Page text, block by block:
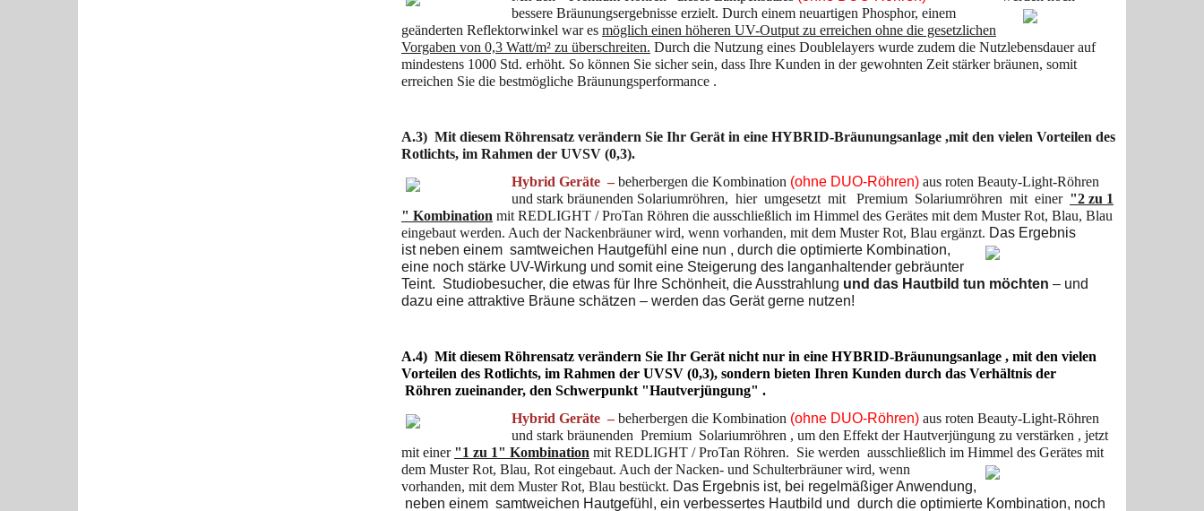
bessere Bräunungsergebnisse erzielt. Durch einem neuartigen Phosphor, einem
geänderten Reflektorwinkel war es möglich einen höheren UV-Output zu erreichen ohne die gesetzlichen
Vorgaben von 0,3 Watt/m² zu überschreiten. Durch die Nutzung eines Doublelayers wurde zudem die Nutzlebensdauer auf
mindestens 1000 Std. erhöht. So können Sie sicher sein, dass Ihre Kunden in der gewohnten Zeit stärker bräunen, somit
erreichen Sie die bestmögliche Bräunungsperformance .
A.3) Mit diesem Röhrensatz verändern Sie Ihr Gerät in eine HYBRID-Bräunungsanlage ,mit den vielen Vorteilen des
Rotlichts, im Rahmen der UVSV (0,3).
Hybrid Geräte –beherbergen die Kombination (ohne DUO-Röhren) aus roten Beauty-Light-Röhren
und stark bräunenden Solariumröhren, hier umgesetzt mit Premium Solariumröhren mit einer "2 zu 1
" Kombination mit REDLIGHT / ProTan Röhren die ausschließlich im Himmel des Gerätes mit dem Muster Rot, Blau, Blau
eingebaut werden. Auch der Nackenbräuner wird, wenn vorhanden, mit dem Muster Rot, Blau ergänzt. Das Ergebnis
ist neben einem samtweichen Hautgefühl eine nun , durch die optimierte Kombination,
eine noch stärke UV-Wirkung und somit eine Steigerung des langanhaltender gebräunter
Teint. Studiobesucher, die etwas für Ihre Schönheit, die Ausstrahlung und das Hautbild tun möchten – und
dazu eine attraktive Bräune schätzen – werden das Gerät gerne nutzen!
A.4) Mit diesem Röhrensatz verändern Sie Ihr Gerät nicht nur in eine HYBRID-Bräunungsanlage , mit den vielen
Vorteilen des Rotlichts, im Rahmen der UVSV (0,3), sondern bieten Ihren Kunden durch das Verhältnis der
Röhren zueinander, den Schwerpunkt "Hautverjüngung" .
Hybrid Geräte –beherbergen die Kombination (ohne DUO-Röhren) aus roten Beauty-Light-Röhren
und stark bräunenden Premium Solariumröhren , um den Effekt der Hautverjüngung zu verstärken , jetzt
mit einer "1 zu 1" Kombination mit REDLIGHT / ProTan Röhren. Sie werden ausschließlich im Himmel des Gerätes mit
dem Muster Rot, Blau, Rot eingebaut. Auch derNacken- und Schulterbräuner wird, wenn
vorhanden, mit dem Muster Rot, Blau bestückt. Das Ergebnis ist, bei regelmäßiger Anwendung,
neben einem samtweichen Hautgefühl, ein verbessertes Hautbild und durch die optimierte Kombination, noch